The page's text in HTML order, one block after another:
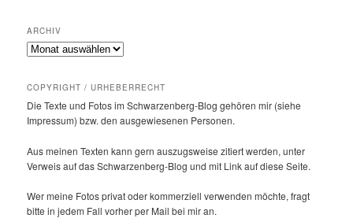
ARCHIV
Archiv
COPYRIGHT / URHEBERRECHT
Die Texte und Fotos im Schwarzenberg-Blog gehören mir (siehe
Impressum) bzw. den ausge­wie­senen Personen.
Aus meinen Texten kann gern auszugs­weise zitiert werden, unter
Verweis auf das Schwarzenberg-Blog und mit Link auf diese Seite.
Wer meine Fotos privat oder kommer­ziell verwenden möchte, fragt
bitte in jedem Fall vorher per Mail bei mir an.